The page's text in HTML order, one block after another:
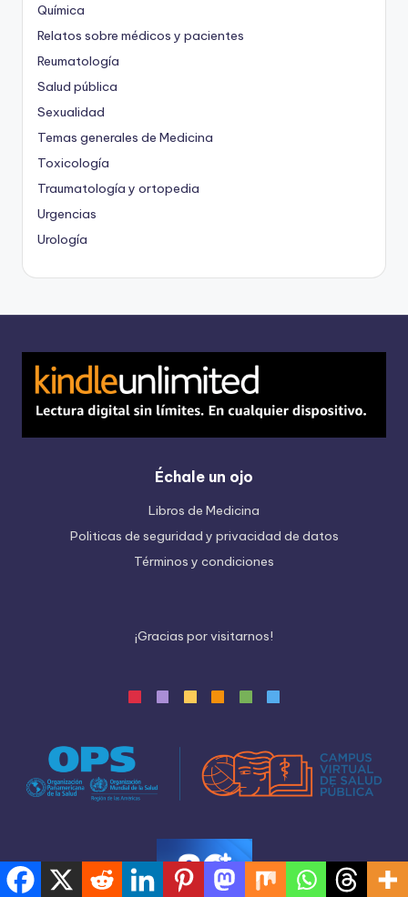
Química
Relatos sobre médicos y pacientes
Reumatología
Salud pública
Sexualidad
Temas generales de Medicina
Toxicología
Traumatología y ortopedia
Urgencias
Urología
Échale un ojo
Libros de Medicina
Politicas de seguridad y privacidad de datos
Términos y condiciones
¡Gracias porvisitarnos!